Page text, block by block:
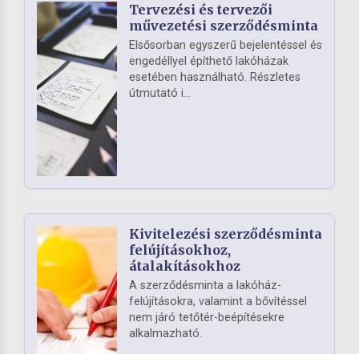
Tervezési és tervezői
művezetési szerződésminta
Elsősorban egyszerű bejelentéssel és
engedéllyel építhető lakóházak
esetében használható. Részletes
útmutató i...
Kivitelezési szerződésminta
felújításokhoz,
átalakításokhoz
A szerződésminta a lakóház-
felújításokra, valamint a bővítéssel
nem járó tetőtér-beépítésekre
alkalmazható.